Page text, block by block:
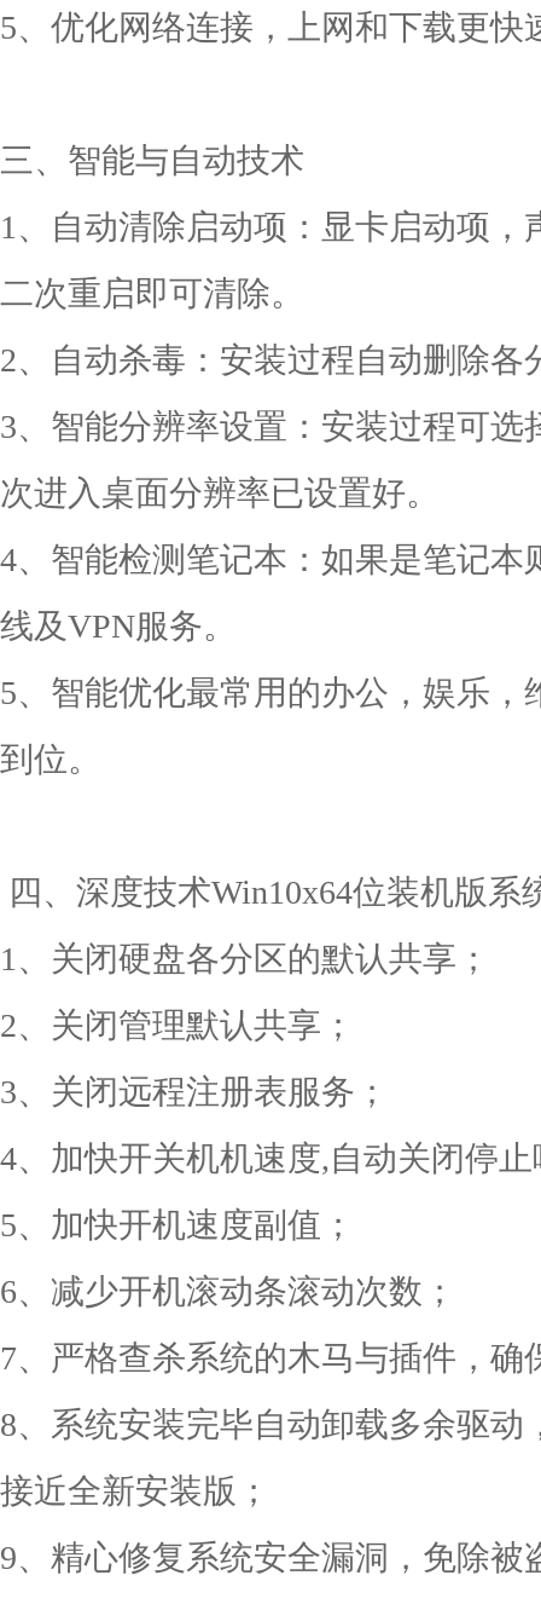
5、优化网络连接，上网和下载更快
三、智能与自动技术
1、自动清除启动项：显卡启动项
二次重启即可清除。
2、自动杀毒：安装过程自动删除各
3、智能分辨率设置：安装过程可
次进入桌面分辨率已设置好。
4、智能检测笔记本：如果是笔记
线及VPN服务。
5、智能优化最常用的办公，娱乐
到位。
四、深度技术Win10x64位装机版系
1、关闭硬盘各分区的默认共享；
2、关闭管理默认共享；
3、关闭远程注册表服务；
4、加快开关机机速度,自动关闭停
5、加快开机速度副值；
6、减少开机滚动条滚动次数；
7、严格查杀系统的木马与插件，确
8、系统安装完毕自动卸载多余驱
接近全新安装版；
9、精心修复系统安全漏洞，免除被